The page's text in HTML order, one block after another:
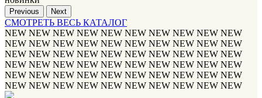
Previous Next
СМОТРЕТЬ ВЕСЬ КАТАЛОГ
NEW NEW NEW NEW NEW NEW NEW NEW NEW NEW
NEW NEW NEW NEW NEW NEW NEW NEW NEW NEW
NEW NEW NEW NEW NEW NEW NEW NEW NEW NEW
NEW NEW NEW NEW NEW NEW NEW NEW NEW NEW
NEW NEW NEW NEW NEW NEW NEW NEW NEW NEW
NEW NEW NEW NEW NEW NEW NEW NEW NEW NEW